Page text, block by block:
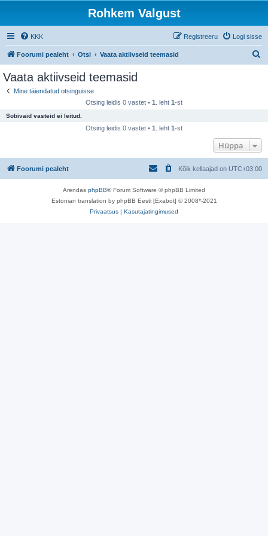
Rohkem Valgust
KKK Logi sisse
Registreeru
Foorumi pealeht Otsi Vaata aktiivseid teemasid
Vaata aktiivseid teemasid
Mine täiendatud otsinguisse
Otsing leidis 0 vastet • 1 . leht 1-st
Sobivaid vasteid ei leitud.
Otsing leidis 0 vastet • 1 . leht 1-st
Hüppa
Foorumi pealeht Kõik kellaajad on UTC+03:00
Arendas phpBB® Forum Software © phpBB Limited
Estonian translation by phpBB Eesti [Exabot] © 2008*-2021
Privaatsus | Kasutajatingimused